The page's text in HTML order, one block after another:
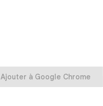
Ajouter à Google Chrome